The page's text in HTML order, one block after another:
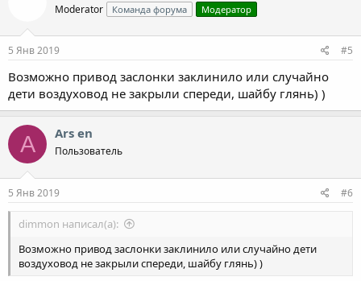
Moderator Команда форума Модератор
5 Янв 2019 #5
Возможно привод заслонки заклинило или случайно
дети воздуховод не закрыли спереди, шайбу глянь) )
A Ars en
Пользователь
5 Янв 2019 #6
dimmon написал(а):
Возможно привод заслонки заклинило или случайно дети
воздуховод не закрыли спереди, шайбу глянь) )